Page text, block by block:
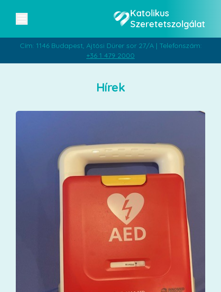
Katolikus
Szeretetszolgálat
Cím: 1146 Budapest, Ajtósi Dürer sor 27/A | Telefonszám:
+36 1 479 2000
Hírek